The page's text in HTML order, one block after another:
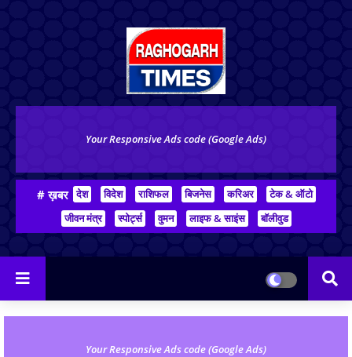
Your Responsive Ads code (Google Ads)
# ख़बर देश विदेश राशिफल बिजनेस करिअर
टेक & ऑटो
जीवन मंत्र
स्पोर्ट्स वुमन लाइफ & साइंस बॉलीवुड
Your Responsive Ads code (Google Ads)